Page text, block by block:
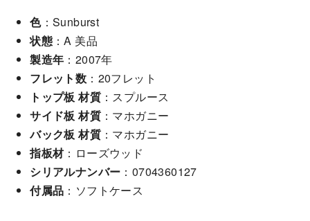
色：Sunburst
状態 ：A 美品
製造年 ：2007年
フレット数 ：20フレット
トップ板 材質 ：スプルース
サイド板 材質 ：マホガニー
バック板 材質 ：マホガニー
指板材：ローズウッド
シリアルナンバー ：0704360127
付属品 ：ソフトケース